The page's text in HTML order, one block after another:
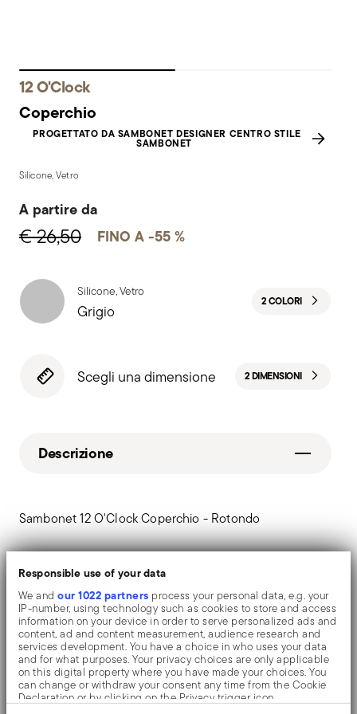
Responsible use of your data
We andour 1022 partners process your personal data, e.g. your
IP-number, using technology such as cookies to store and access
information on your device in order to serve personalized ads and
content, ad and content measurement, audience research and
services development. You have a choice in who uses your data
and for what purposes. Your privacy choices are only applicable
on this digital property where you have made your choices. You
can change or withdraw your consent any time from the Cookie
Declaration or by clicking on the Privacy trigger icon.
12 O'Clock
Coperchio
PROGETTATO DA SAMBONET DESIGNER CENTRO STILE
SAMBONET
Silicone, Vetro
A partire da
€ 26,50 FINO A -55 %
Silicone, Vetro
Grigio 2 COLORI
Scegli una dimensione 2 DIMENSIONI
Descrizione
Sambonet 12 O'Clock Coperchio - Rotondo
12'O'Clock riflette nel design e nella funzione la
modernità, le prestazioni e il dinamismo richiesti ogni
giorno a una pentola.
Dettagli